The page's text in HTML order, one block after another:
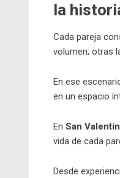
la
Cada pareja
volumen; otras
En ese
en un espacio
En San Valentín
vida de cada
Desde